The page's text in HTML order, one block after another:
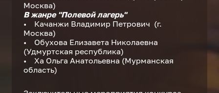
Москва)
В жанре "Полевой лагерь"
• Качанжи Владимир Петрович (г.
Москва)
• Обухова Елизавета Николаевна
(Удмуртская республика)
• Ха Ольга Анатольевна (Мурманская
область)